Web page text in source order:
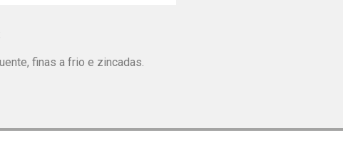
finas a frio e zincadas.